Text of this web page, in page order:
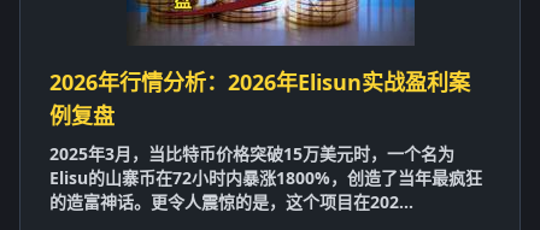
2026年行情分析：2026年Elisun实战盈利案
例复盘
2025年3月，当比特币价格突破15万美元时，一个名为
Elisu的山寨币在72小时内暴涨1800%，创造了当年最疯狂
的造富神话。更令人震惊的是，这个项目在202...